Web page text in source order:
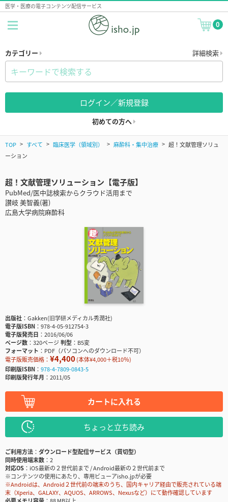
医学・医療の電子コンテンツ配信サービス
0
カテゴリー 詳細検索
ログイン／新規登録
初めての方へ
TOP すべて 臨床医学（領域別） 麻酔科・集中治療
超！文献管理ソリュ
ーション
超！文献管理ソリューション【電子版】
PubMed/医中誌検索からクラウド活用まで
讃岐 美智義(著)
広島大学病院麻酔科
出版社
Gakken(旧学研メディカル秀潤社)
電子版ISBN
978-4-05-912754-3
電子版発売日
2016/06/06
ページ数
320ページ判型
B5変
フォーマット
PDF（パソコンへのダウンロード不可）
電子版販売価格： ¥4,400(本体¥4,000＋税10％)
印刷版ISBN
978-4-7809-0843-5
印刷版発行年月
2011/05
カートに入れる
ちょっと立ち読み
ご利用方法
ダウンロード型配信サービス（買切型）
同時使用端末数
2
対応OS
iOS最新の２世代前まで / Android最新の２世代前まで
※コンテンツの使用にあたり、専用ビューアisho.jpが必要
※Androidは、Android２世代前の端末のうち、国内キャリア経由で販売されている端
末（Xperia、GALAXY、AQUOS、ARROWS、Nexusなど）にて動作確認しています